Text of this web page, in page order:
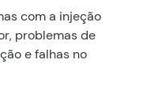
com a injeção
problemas de
e falhas no